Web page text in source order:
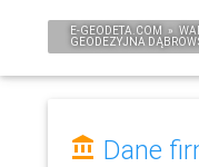
E-GEODETA.COM »
GEODEZYJNA
Dane